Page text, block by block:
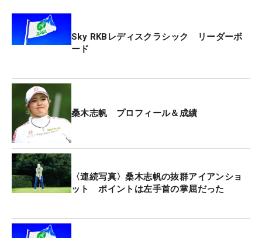
Sky RKBレディスクラシック リーダーボ
ード
桑木志帆 プロフィール＆成績
〈連続写真〉桑木志帆の抜群アイアンショ
ット ポイントは左手首の掌屈だった